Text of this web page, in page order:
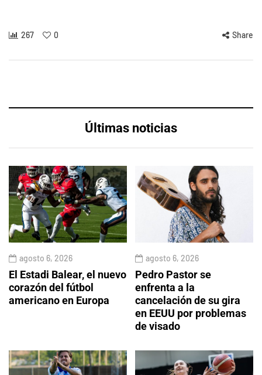
267 0 Share
Últimas noticias
agosto 6, 2026
El Estadi Balear, el nuevo
corazón del fútbol
americano en Europa
agosto 6, 2026
Pedro Pastor se
enfrenta a la
cancelación de su gira
en EEUU por problemas
de visado